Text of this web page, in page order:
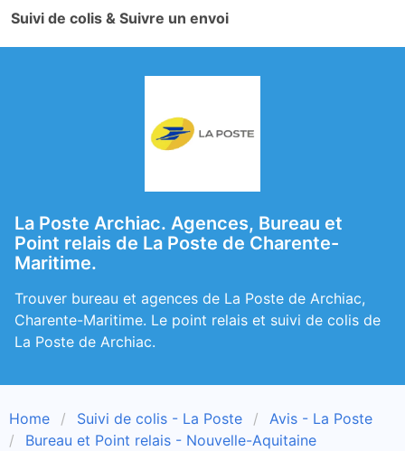
Suivi de colis & Suivre un envoi
La Poste Archiac. Agences, Bureau et
Point relais de La Poste de Charente-
Maritime.
Trouver bureau et agences de La Poste de Archiac,
Charente-Maritime. Le point relais et suivi de colis de
La Poste de Archiac.
Home Suivi de colis - La Poste
Avis - La Poste
Bureau et Point relais - Nouvelle-Aquitaine